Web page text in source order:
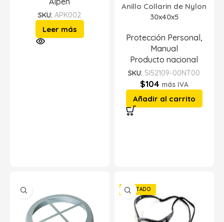
SKU:APK002
Leer más
Anillo Collarin de Nylon
30x40x5
Protección Personal,
Manual
Producto nacional
SKU: SI52109-00NT00
$104 más IVA
Añadir al carrito
AGOTADO